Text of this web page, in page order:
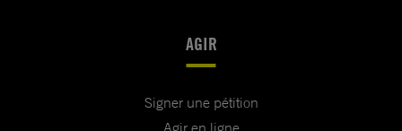
AGIR
Signer une pétition